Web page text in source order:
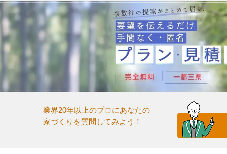
業界20年以上のプロにあなたの
家づくりを質問してみよう！